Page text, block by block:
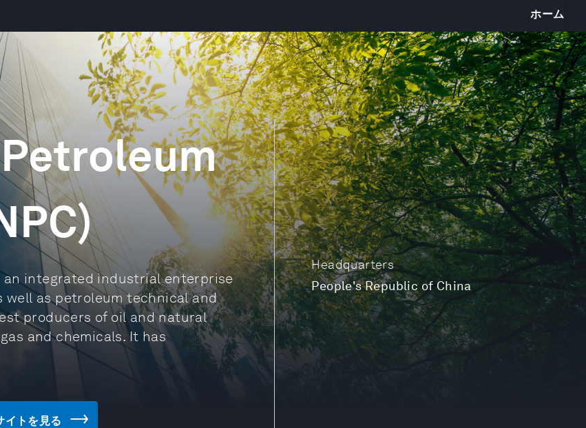
ホーム
Headquarters
People's Republic of China
an integrated industrial enterprise
as petroleum technical and
producers of oil and natural
and chemicals. It has
トを見る